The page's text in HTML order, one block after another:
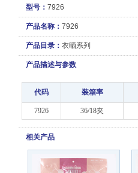
型号： 7926
产品名称： 7926
产品目录： 衣晒系列
产品描述与参数
代码 装箱率
7926 36/18夹
相关产品